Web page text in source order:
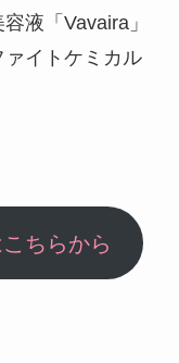
液「Vavaira」
イトケミカル
ちらから